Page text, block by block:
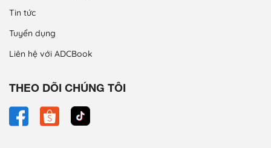
Tin tức
Tuyển dụng
Liên hệ với ADCBook
THEO DÕI CHÚNG TÔI